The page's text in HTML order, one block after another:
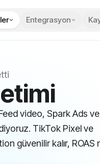
Entegrasyon
video, Spark Ads ve
TikTok Pixel ve
güvenilir kalır, ROAS